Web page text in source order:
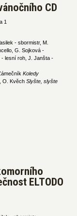
CD
1
- sbormistr, M.
G. Sojková -
- lesní roh, J. Janšta -
Koledy
O. KvěchSlyšte, slyšte
ELTODO